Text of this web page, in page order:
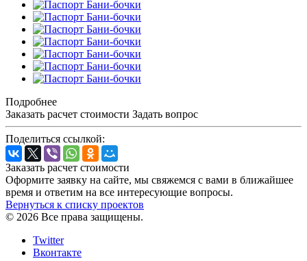
Подробнее
Заказать расчет стоимости Задать вопрос
Поделиться ссылкой:
Заказать расчет стоимости
Оформите заявку на сайте, мы свяжемся с вами в ближайшее
время и ответим на все интересующие вопросы.
Вернуться к списку проектов
© 2026 Все права защищены.
Twitter
Вконтакте